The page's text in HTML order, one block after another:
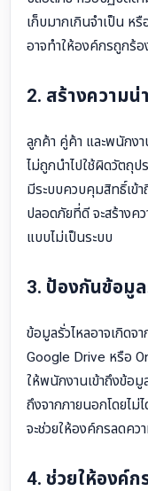
เก็บมากเกินจำเป็น ห
อาจทำให้องค์กรถูกร้
2. สร้างความน่
ลูกค้า คู่ค้า และพนักง
ไม่ถูกนำไปใช้ผิดวัตถุ
มีระบบควบคุมสิทธิ์เข้
ปลอดภัยที่ดี จะสร้างค
แบบไม่เป็นระบบ
3. ป้องกันข้อมูล
ข้อมูลรั่วไหลอาจเกิดจ
Google Drive หรือ
ให้พนักงานเข้าถึงข้อมู
ถึงจากภายนอกโดยไม่
จะช่วยให้องค์กรลดคว
4. ช่วยให้องค์ก